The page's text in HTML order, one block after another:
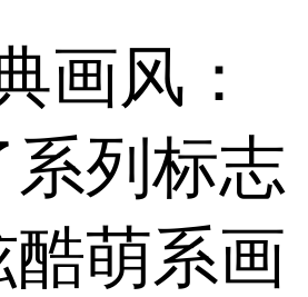
画风：
系列标志
萌系画